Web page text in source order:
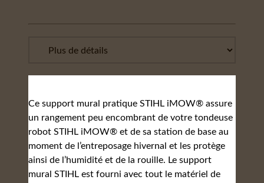
Ce support mural pratique STIHL iMOW® assure
un rangement peu encombrant de votre tondeuse
robot STIHL iMOW® et de sa station de base au
moment de l’entreposage hivernal et les protège
ainsi de l’humidité et de la rouille. Le support
mural STIHL est fourni avec tout le matériel de